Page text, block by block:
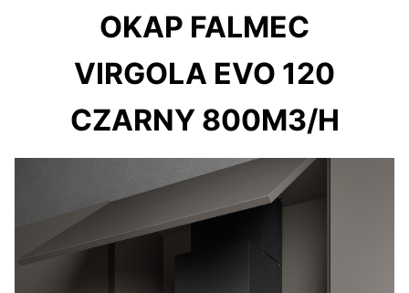
OKAP FALMEC
VIRGOLA EVO 120
CZARNY 800M3/H